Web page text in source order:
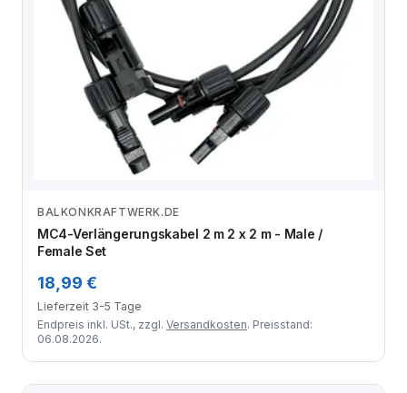
Zum Angebot
BALKONKRAFTWERK.DE
MC4-Verlängerungskabel 2 m 2 x 2 m - Male /
Female Set
18,99 €
Lieferzeit 3-5 Tage
Endpreis inkl. USt., zzgl. Versandkosten. Preisstand:
06.08.2026.